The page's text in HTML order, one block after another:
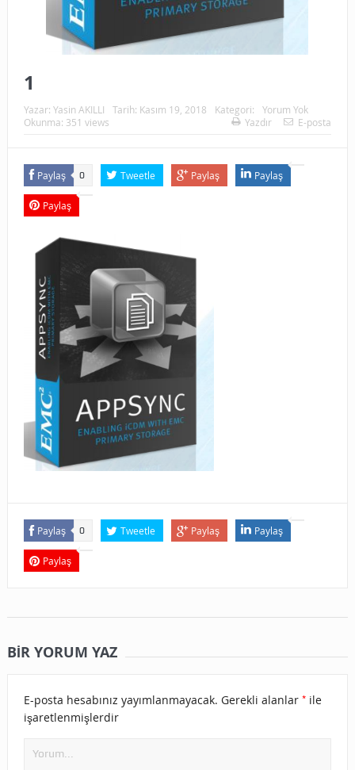
1
Yazar: Yasin AKILLI Tarih: Kasım 19, 2018 Kategori:
Yorum Yok
Okunma: 351 views
Yazdır E-posta
Paylaş 0 Tweetle Paylaş Paylaş
Paylaş
Paylaş 0 Tweetle Paylaş Paylaş
Paylaş
BIR YORUM YAZ
E-posta hesabınız yayımlanmayacak. Gerekli alanlar *ile
işaretlenmişlerdir